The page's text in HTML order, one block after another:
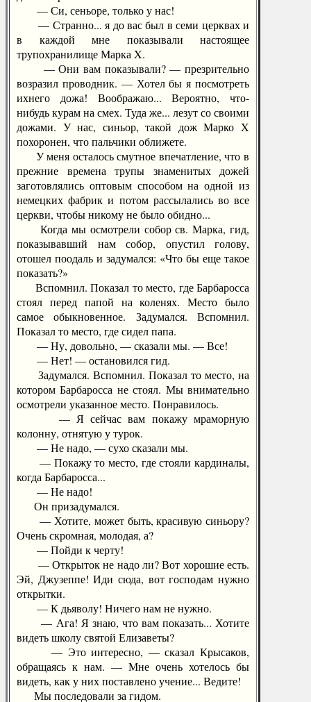
— Си, сеньоре, только у нас!
— Странно... я до вас был в семи церквах и
в каждой мне показывали настоящее
трупохранилище Марка X.
— Они вам показывали? — презрительно
возразил проводник. — Хотел бы я посмотреть
ихнего дожа! Воображаю... Вероятно, что-
нибудь курам на смех. Туда же... лезут со своими
дожами. У нас, синьор, такой дож Марко X
похоронен, что пальчики оближете.
У меня осталось смутное впечатление, что в
прежние времена трупы знаменитых дожей
заготовлялись оптовым способом на одной из
немецких фабрик и потом рассылались во все
церкви, чтобы никому не было обидно...
Когда мы осмотрели собор св. Марка, гид,
показывавший нам собор, опустил голову,
отошел поодаль и задумался: «Что бы еще такое
показать?»
Вспомнил. Показал то место, где Барбаросса
стоял перед папой на коленях. Место было
самое обыкновенное. Задумался. Вспомнил.
Показал то место, где сидел папа.
— Ну, довольно, — сказали мы. — Все!
— Нет! — остановился гид.
Задумался. Вспомнил. Показал то место, на
котором Барбаросса не стоял. Мы внимательно
осмотрели указанное место. Понравилось.
— Я сейчас вам покажу мраморную
колонну, отнятую у турок.
— Не надо, — сухо сказали мы.
— Покажу то место, где стояли кардиналы,
когда Барбаросса...
— Не надо!
Он призадумался.
— Хотите, может быть, красивую синьору?
Очень скромная, молодая, а?
— Пойди к черту!
— Открыток не надо ли? Вот хорошие есть.
Эй, Джузеппе! Иди сюда, вот господам нужно
открытки.
— К дьяволу! Ничего нам не нужно.
— Ага! Я знаю, что вам показать... Хотите
видеть школу святой Елизаветы?
— Это интересно, — сказал Крысаков,
обращаясь к нам. — Мне очень хотелось бы
видеть, как у них поставлено учение... Ведите!
Мы последовали за гидом.